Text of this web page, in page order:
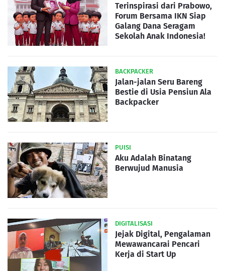
Terinspirasi dari Prabowo,
Forum Bersama IKN Siap
Galang Dana Seragam
Sekolah Anak Indonesia!
BACKPACKER
Jalan-jalan Seru Bareng
Bestie di Usia Pensiun Ala
Backpacker
PUISI
Aku Adalah Binatang
Berwujud Manusia
DIGITALISASI
Jejak Digital, Pengalaman
Mewawancarai Pencari
Kerja di Start Up